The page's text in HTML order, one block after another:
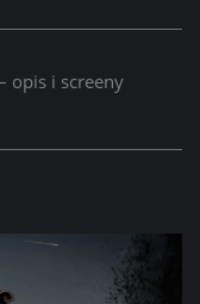
opis i screeny